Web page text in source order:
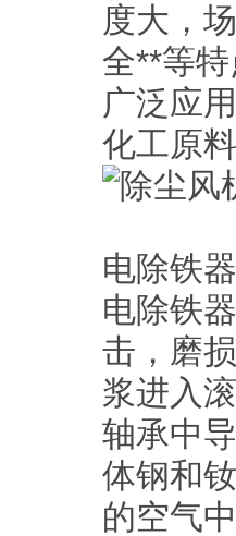
度大，
全**等
广泛应
化工原
电除铁
电除铁
击，磨
浆进入
轴承中
体钢和
的空气